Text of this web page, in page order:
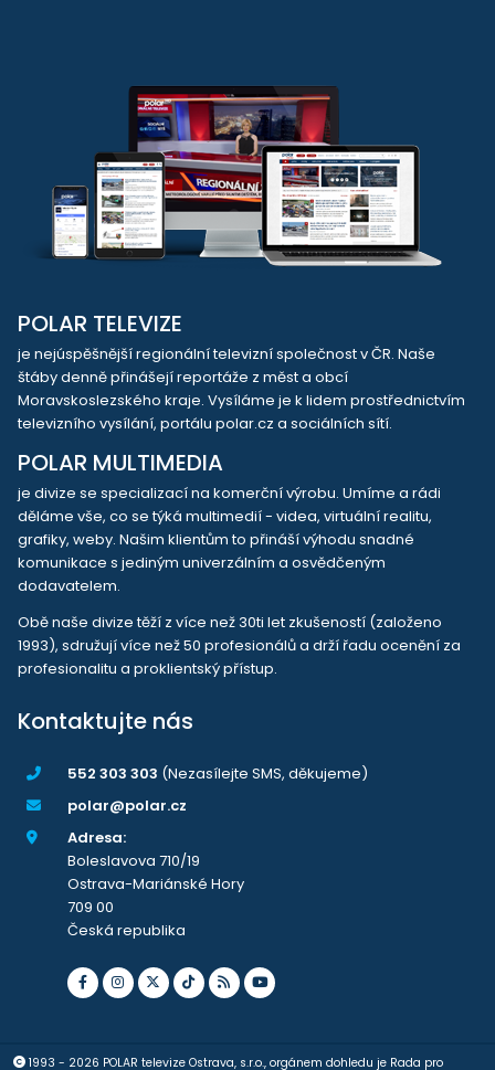
POLAR TELEVIZE
je nejúspěšnější regionální televizní společnost v ČR. Naše
štáby denně přinášejí reportáže z měst a obcí
Moravskoslezského kraje. Vysíláme je k lidem prostřednictvím
televizního vysílání, portálu polar.cz a sociálních sítí.
POLAR MULTIMEDIA
je divize se specializací na komerční výrobu. Umíme a rádi
děláme vše, co se týká multimedií - videa, virtuální realitu,
grafiky, weby. Našim klientům to přináší výhodu snadné
komunikace s jediným univerzálním a osvědčeným
dodavatelem.
Obě naše divize těží z více než 30ti let zkušeností (založeno
1993), sdružují více než 50 profesionálů a drží řadu ocenění za
profesionalitu a proklientský přístup.
Kontaktujte nás
552 303 303 (Nezasílejte SMS, děkujeme)
polar@polar.cz
Adresa:
Boleslavova 710/19
Ostrava-Mariánské Hory
709 00
Česká republika
1993 - 2026 POLAR televize Ostrava, s.r.o., orgánem dohledu je Rada pro